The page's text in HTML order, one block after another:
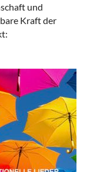
und
Kraft der